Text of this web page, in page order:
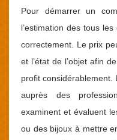
Pour démarrer un
l’estimation des tous
correctement. Le prix
et l’état de l’objet afin
profit considérablement.
auprès des
examinent et évaluent
ou des bijoux à mettre